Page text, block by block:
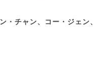
・チャン、コー・ジェン、